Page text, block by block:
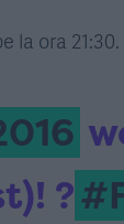
la ora 21:30.
?